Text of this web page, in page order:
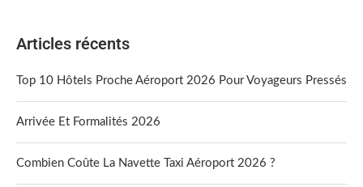
Articles récents
Top 10 Hôtels Proche Aéroport 2026 Pour Voyageurs Pressés
Arrivée Et Formalités 2026
Combien Coûte La Navette Taxi Aéroport 2026 ?